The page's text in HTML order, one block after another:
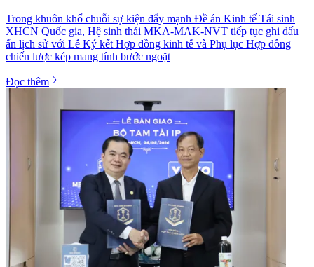
Trong khuôn khổ chuỗi sự kiện đẩy mạnh Đề án Kinh tế Tái sinh
XHCN Quốc gia, Hệ sinh thái MKA-MAK-NVT tiếp tục ghi dấu
ấn lịch sử với Lễ Ký kết Hợp đồng kinh tế và Phụ lục Hợp đồng
chiến lược kép mang tính bước ngoặt
Đọc thêm